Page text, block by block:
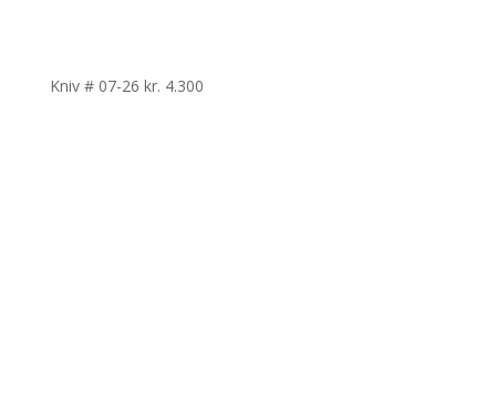
Kniv # 07-26 kr. 4.300